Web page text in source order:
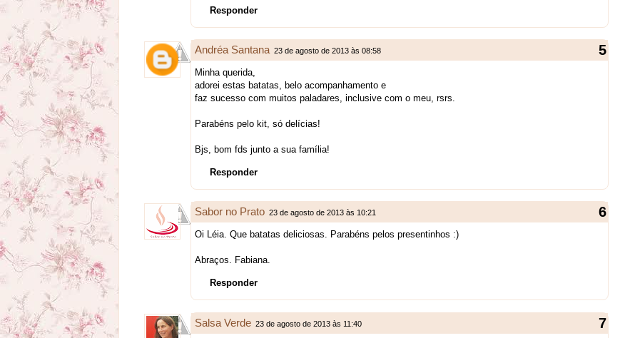
Responder
Andréa Santana 23 de agosto de 2013 às 08:58
Minha querida,
adorei estas batatas, belo acompanhamento e
faz sucesso com muitos paladares, inclusive com o meu, rsrs.
Parabéns pelo kit, só delícias!
Bjs, bom fds junto a sua família!
Responder
Sabor no Prato 23 de agosto de 2013 às 10:21
Oi Léia. Que batatas deliciosas. Parabéns pelos presentinhos :)
Abraços. Fabiana.
Responder
Salsa Verde 23 de agosto de 2013 às 11:40